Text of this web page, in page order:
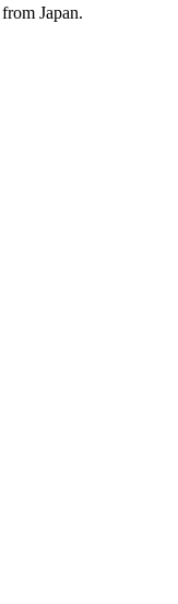
Japan.